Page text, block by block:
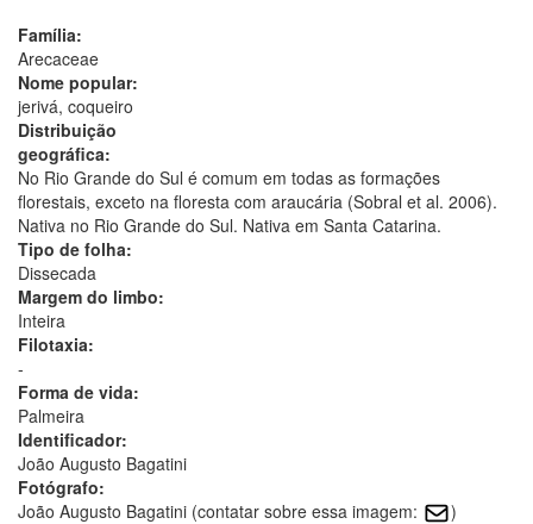
Família:
Arecaceae
Nome popular:
jerivá, coqueiro
Distribuição
geográfica:
No Rio Grande do Sul é comum em todas as formações
florestais, exceto na floresta com araucária (Sobral et al. 2006).
Nativa no Rio Grande do Sul. Nativa em Santa Catarina.
Tipo de folha:
Dissecada
Margem do limbo:
Inteira
Filotaxia:
-
Forma de vida:
Palmeira
Identificador:
João Augusto Bagatini
Fotógrafo:
João Augusto Bagatini (contatar sobre essa imagem:
)